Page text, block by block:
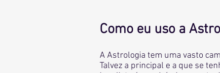
Como eu uso a
A Astrologia tem uma vasto
Talvez a principal e a que se